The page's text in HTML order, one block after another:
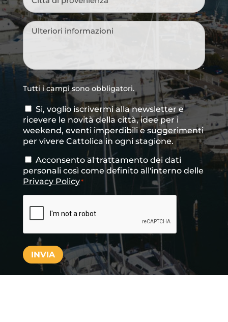
di
provenienza*
Messaggio
Tutti i campi sono obbligatori.
Consenso
newsletter
Si, voglio iscrivermi alla newsletter e
ricevere le novità della città, idee per i
weekend, eventi imperdibili e suggerimenti
per vivere Cattolica in ogni stagione.
Consenso*
Acconsento al trattamento dei dati
personali così come definito all'interno delle
Privacy Policy*
INVIA